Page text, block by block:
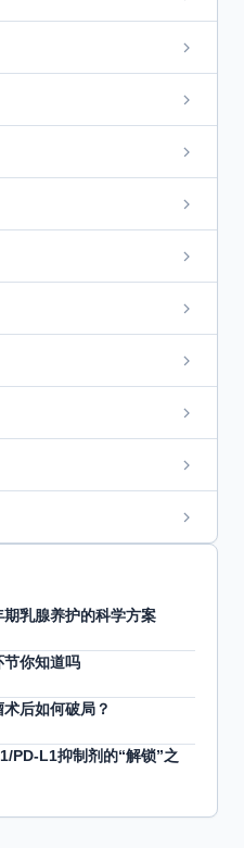
乳腺养护的科学方案
节你知道吗
后如何破局？
PD-L1抑制剂的“解锁”之